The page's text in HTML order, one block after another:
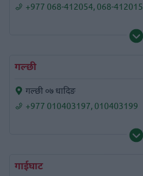
+977 068-412054, 068-412015
गल्छी
गल्छी ०७ धादिङ
+977 010403197, 010403199
गाईघाट